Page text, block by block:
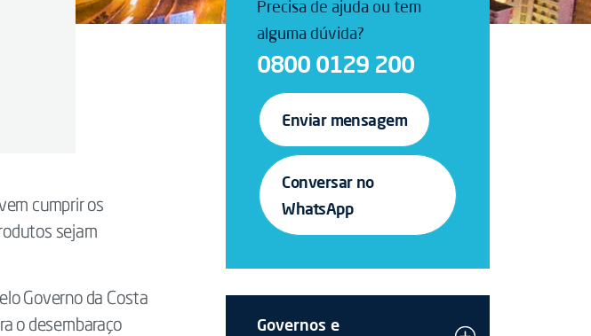
cumprir os
sejam
Governo da Costa
o desembaraço
Precisa de ajuda ou tem
alguma dúvida?
0800 0129 200
Enviar mensagem
Conversar no
WhatsApp
Governos e